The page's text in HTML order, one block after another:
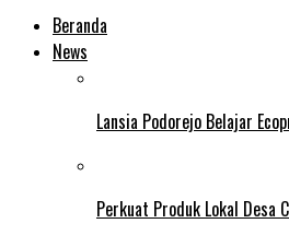
Beranda
News
Lansia Podorejo Belajar
Perkuat Produk Lokal Desa